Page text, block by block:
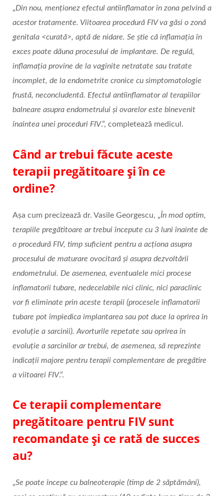
„Din nou, menționez efectul antiinflamator în zona pelvină a
acestor tratamente. Viitoarea procedură FIV va găsi o zonă
genitala <curată>, aptă de nidare. Se știe că inflamația în
exces poate dăuna procesului de implantare. De regulă,
inflamația provine de la vaginite netratate sau tratate
incomplet, de la endometrite cronice cu simptomatologie
frustă, neconcludentă. Efectul antiinflamator al terapiilor
balneare asupra endometrului și ovarelor este binevenit
înaintea unei proceduri FIV.”, completează medicul.
Când ar trebui făcute aceste
terapii pregătitoare și în ce
ordine?
Așa cum precizează dr. Vasile Georgescu, „În mod optim,
terapiile pregătitoare ar trebui începute cu 3 luni înainte de
o procedură FIV, timp suficient pentru a acționa asupra
procesului de maturare ovocitară și asupra dezvoltării
endometrului. De asemenea, eventualele mici procese
inflamatorii tubare, nedecelabile nici clinic, nici paraclinic
vor fi eliminate prin aceste terapii (procesele inflamatorii
tubare pot împiedica implantarea sau pot duce la oprirea în
evoluție a sarcinii). Avorturile repetate sau oprirea în
evoluție a sarcinilor ar trebui, de asemenea, să reprezinte
indicații majore pentru terapii complementare de pregătire
a viitoarei FIV.”.
Ce terapii complementare
pregătitoare pentru FIV sunt
recomandate și ce rată de succes
au?
„Se poate începe cu balneoterapie (timp de 2 săptămâni),